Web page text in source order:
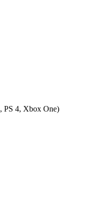
PS 4, Xbox One)